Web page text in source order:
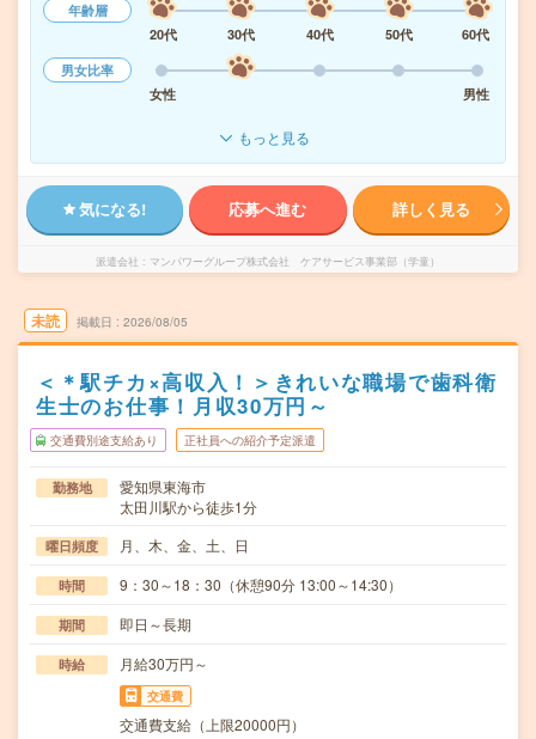
年齢層
20代
30代 40代 50代
60代
男女比率
女性
男性
もっと見る
気になる! 応募へ進む 詳しく見る
派遣会社 マンパワーグループ株式会社 ケアサービス事業部（学童）
未読 掲載日 2026/08/05
＜＊駅チカ×高収入！＞きれいな職場で歯科衛
生士のお仕事！月収30万円～
交通費別途支給あり 正社員への紹介予定派遣
勤務地
愛知県東海市
太田川駅から徒歩1分
曜日頻度 月、木、金、土、日
時間 9：30～18：30（休憩90分 13:00～14:30）
期間 即日～長期
時給 月給30万円～
交通費
交通費支給（上限20000円）